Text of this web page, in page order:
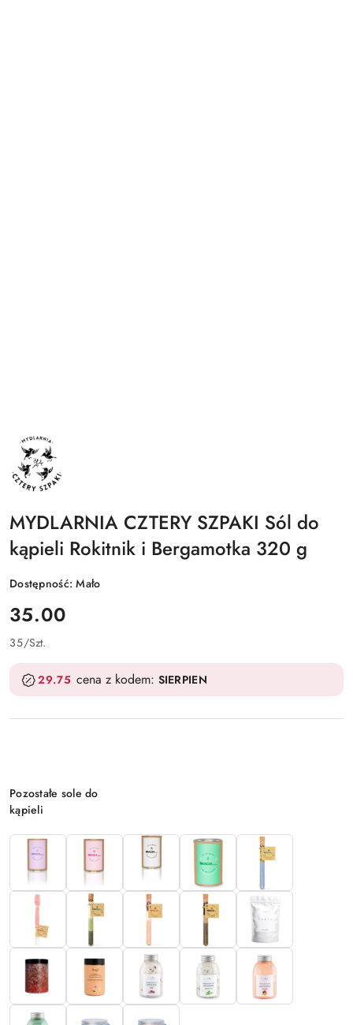
NAZWA
PRODUCENTA:
MYDLARNIA
CZTERY
SZPAKI
MYDLARNIA CZTERY SZPAKI Sól do
kąpieli Rokitnik i Bergamotka 320 g
Dostępność:Mało
cena:
35.00
35/Szt.
29.75 cena z kodem: SIERPIEN
Wariant
Pozostałe sole do
kąpieli